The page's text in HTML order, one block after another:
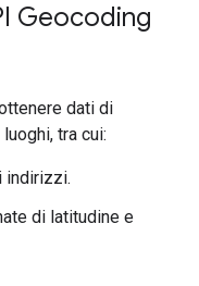
Geocoding
dati di
tra cui:
indirizzi.
di latitudine e